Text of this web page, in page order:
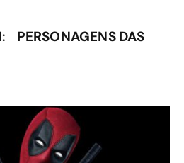
PERSONAGENS DAS